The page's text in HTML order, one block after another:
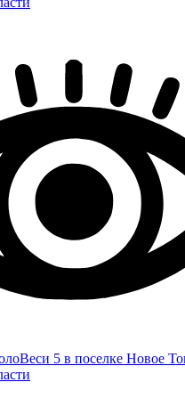
5 в поселке Новое